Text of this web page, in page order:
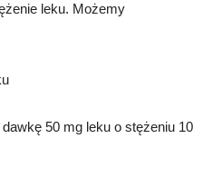
leku. Możemy
50 mg leku o stężeniu 10